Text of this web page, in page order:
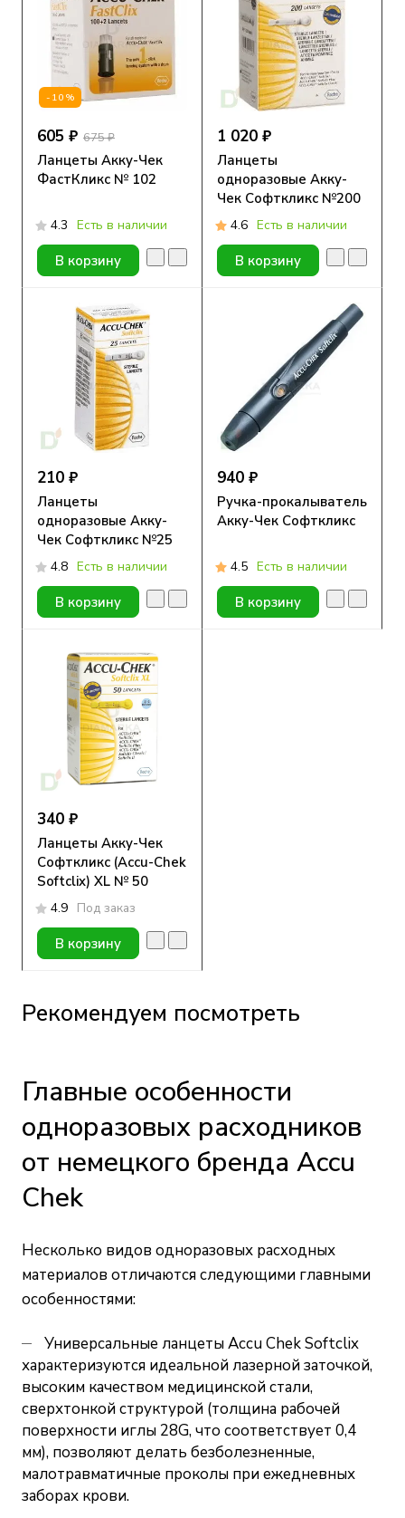
-10%
605 ₽ 675 ₽
Ланцеты Акку-Чек
ФастКликс № 102
4.3 Есть в наличии
В корзину
1 020 ₽
Ланцеты
одноразовые Акку-
Чек Софткликс №200
4.6 Есть в наличии
В корзину
210 ₽
Ланцеты
одноразовые Акку-
Чек Софткликс №25
4.8 Есть в наличии
В корзину
940 ₽
Ручка-прокалыватель
Акку-Чек Софткликс
4.5 Есть в наличии
В корзину
340 ₽
Ланцеты Акку-Чек
Софткликс (Accu-Chek
Softclix) XL № 50
4.9 Под заказ
В корзину
Рекомендуем посмотреть
Главные особенности
одноразовых расходников
от немецкого бренда Accu
Chek
Несколько видов одноразовых расходных
материалов отличаются следующими главными
особенностями:
Универсальные ланцеты Accu Chek Softclix
характеризуются идеальной лазерной заточкой,
высоким качеством медицинской стали,
сверхтонкой структурой (толщина рабочей
поверхности иглы 28G, что соответствует 0,4
мм), позволяют делать безболезненные,
малотравматичные проколы при ежедневных
заборах крови.